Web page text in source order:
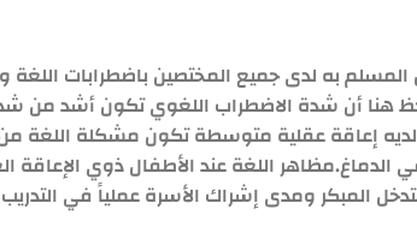
المسلم به لدى جميع المختصين باضطرابات اللغة
أن شدة الاضطراب اللغوي تكون أشد من
إعاقة عقلية متوسطة تكون مشكلة اللغة من
الدماغ.مظاهر اللغة عند الأطفال ذوي الإعاقة
المبكر ومدى إشراك الأسرة عملياً في